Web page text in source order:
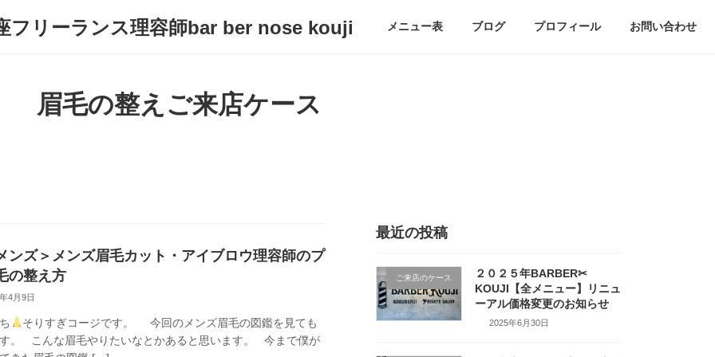
フリーランス理容師bar ber nose kouji メニュー表 ブログ プロフィール お問い合わせ
眉毛の整えご来店ケース
ンズ＞メンズ眉毛カット・アイブロウ理容師のプ
の整え方
4月9日
そりすぎコージです。 今回のメンズ眉毛の図鑑を見ても
。 こんな眉毛やりたいなとかあると思います。 今まで僕が
最近の投稿
ご来店のケース
２０２５年BARBER✂
KOUJI【全メニュー】リニュ
ーアル価格変更のお知らせ
2025年6月30日